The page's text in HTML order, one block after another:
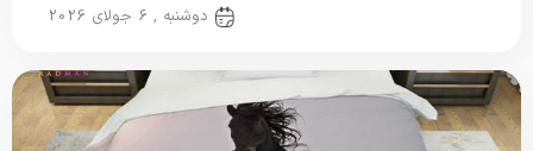
دوشنبه , 6 جولای 2026